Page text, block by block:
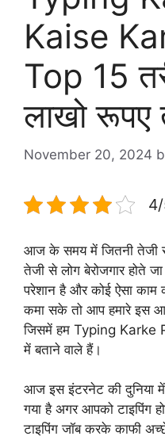
Kaise
Top 15
लाखो
November 20, 2024
आज के समय में जितनी तेजी से
तेजी से लोग बेरोजगार होते
परेशान है और कोई ऐसा
कमा सके तो आप हमारे इस
जिसमें हम Typing Karke
में बताने वाले हैं।
आज इस इंटरनेट की दुनिया में
गया है अगर आपको टाइपिंग
टाइपिंग जॉब करके काफी